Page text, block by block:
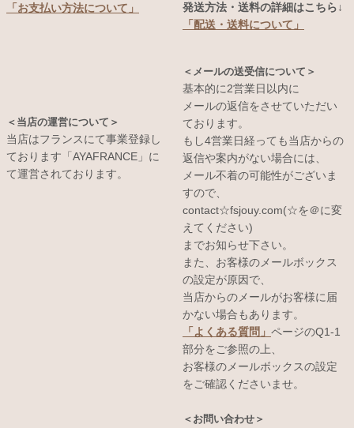
「お支払い方法について」
＜当店の運営について＞
当店はフランスにて事業登録し
ております「AYAFRANCE」に
て運営されております。
発送方法・送料の詳細はこちら↓
「配送・送料について」
＜メールの送受信について＞
基本的に2営業日以内に
メールの返信をさせていただい
ております。
もし4営業日経っても当店からの
返信や案内がない場合には、
メール不着の可能性がございま
すので、
contact☆fsjouy.com(☆を＠に変
えてください)
までお知らせ下さい。
また、お客様のメールボックス
の設定が原因で、
当店からのメールがお客様に届
かない場合もあります。
「よくある質問」 ページのQ1-1
部分をご参照の上、
お客様のメールボックスの設定
をご確認くださいませ。
＜お問い合わせ＞